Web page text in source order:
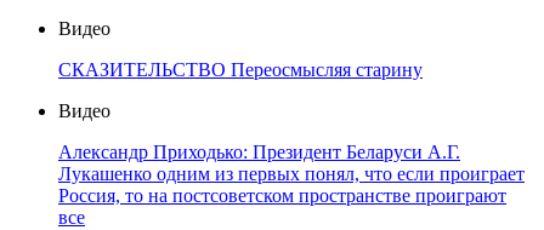
Видео
СКАЗИТЕЛЬСТВО Переосмысляя старину
Видео
Александр Приходько: Президент Беларуси А.Г.
Лукашенко одним из первых понял, что если проиграет
Россия, то на постсоветском пространстве проиграют
все